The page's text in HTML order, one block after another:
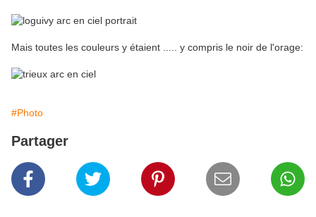
Mais toutes les couleurs y étaient ..... y compris le noir de l'orage:
#Photo
Partager